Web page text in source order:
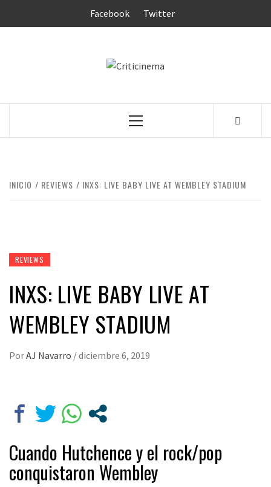
Facebook Twitter
Menú
INICIO REVIEWS INXS: LIVE BABY LIVE AT WEMBLEY STADIUM
REVIEWS
INXS: LIVE BABY LIVE AT
WEMBLEY STADIUM
PorAJ Navarro /diciembre 6, 2019
Cuando Hutchence y el rock/pop
conquistaron Wembley